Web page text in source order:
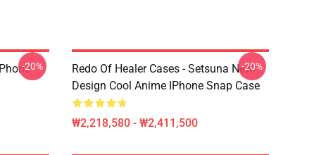
-20%
Redo Of Healer Cases - Setsuna New
Design Cool Anime IPhone Snap Case
₩2,218,580 - ₩2,411,500
-20%